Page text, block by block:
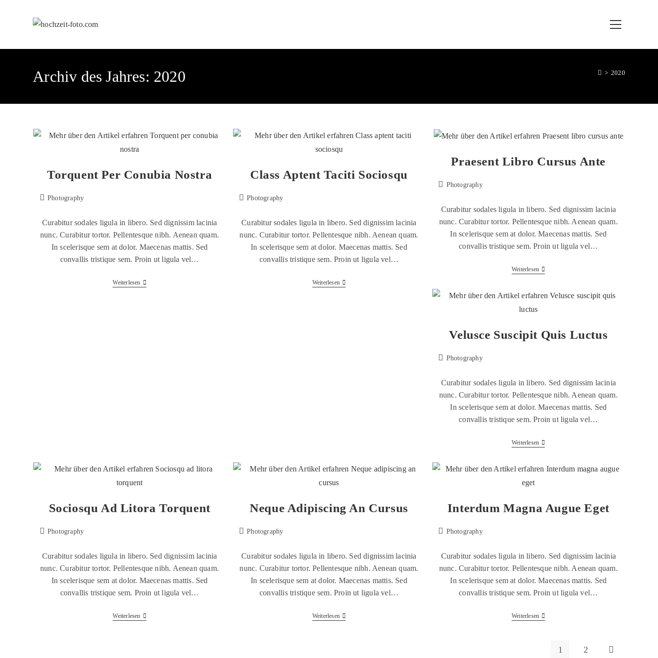
Archiv des Jahres: 2020 > 2020
Torquent Per Conubia Nostra
Photography
Curabitur sodales ligula in libero. Sed dignissim lacinia
nunc. Curabitur tortor. Pellentesque nibh. Aenean quam.
In scelerisque sem at dolor. Maecenas mattis. Sed
convallis tristique sem. Proin ut ligula vel…
Weiterlesen
Class Aptent Taciti Sociosqu
Photography
Curabitur sodales ligula in libero. Sed dignissim lacinia
nunc. Curabitur tortor. Pellentesque nibh. Aenean quam.
In scelerisque sem at dolor. Maecenas mattis. Sed
convallis tristique sem. Proin ut ligula vel…
Weiterlesen
Praesent Libro Cursus Ante
Photography
Curabitur sodales ligula in libero. Sed dignissim lacinia
nunc. Curabitur tortor. Pellentesque nibh. Aenean quam.
In scelerisque sem at dolor. Maecenas mattis. Sed
convallis tristique sem. Proin ut ligula vel…
Weiterlesen
Velusce Suscipit Quis Luctus
Photography
Curabitur sodales ligula in libero. Sed dignissim lacinia
nunc. Curabitur tortor. Pellentesque nibh. Aenean quam.
In scelerisque sem at dolor. Maecenas mattis. Sed
convallis tristique sem. Proin ut ligula vel…
Weiterlesen
Sociosqu Ad Litora Torquent
Photography
Curabitur sodales ligula in libero. Sed dignissim lacinia
nunc. Curabitur tortor. Pellentesque nibh. Aenean quam.
In scelerisque sem at dolor. Maecenas mattis. Sed
convallis tristique sem. Proin ut ligula vel…
Weiterlesen
Neque Adipiscing An Cursus
Photography
Curabitur sodales ligula in libero. Sed dignissim lacinia
nunc. Curabitur tortor. Pellentesque nibh. Aenean quam.
In scelerisque sem at dolor. Maecenas mattis. Sed
convallis tristique sem. Proin ut ligula vel…
Weiterlesen
Interdum Magna Augue Eget
Photography
Curabitur sodales ligula in libero. Sed dignissim lacinia
nunc. Curabitur tortor. Pellentesque nibh. Aenean quam.
In scelerisque sem at dolor. Maecenas mattis. Sed
convallis tristique sem. Proin ut ligula vel…
Weiterlesen
1 2